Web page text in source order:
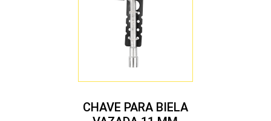
CHAVE PARA BIELA